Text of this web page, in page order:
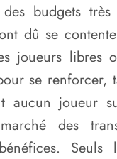
budgets
dû se
joueurs libres
se renforcer,
aucun joueur
des
Seuls